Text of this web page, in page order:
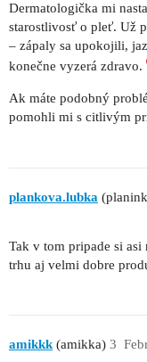
Dermatologička mi
starostlivosť o pleť. Už
– zápaly sa upokojili,
konečne vyzerá zdravo.
Ak máte podobný
pomohli mi s citlivým
plankova.lubka
Tak v tom pripade si asi
trhu aj velmi dobre
amikkk(amikka) 3